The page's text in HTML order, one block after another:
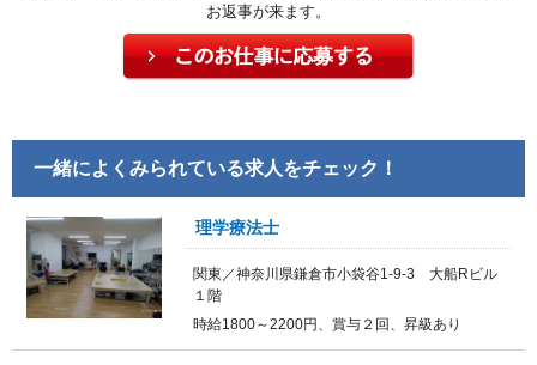
お返事が来ます。
一緒によくみられている求人をチェック！
理学療法士
関東／神奈川県鎌倉市小袋谷1-9-3 大船Rビル
１階
時給1800～2200円、賞与２回、昇級あり